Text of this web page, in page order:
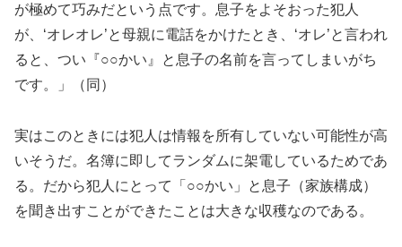
が極めて巧みだという点です。息子をよそおった犯人
が、‘オレオレ’と母親に電話をかけたとき、‘オレ’と言われ
ると、つい『○○かい』と息子の名前を言ってしまいがち
です。」（同）
実はこのときには犯人は情報を所有していない可能性が高
いそうだ。名簿に即してランダムに架電しているためであ
る。だから犯人にとって「○○かい」と息子（家族構成）
を聞き出すことができたことは大きな収穫なのである。